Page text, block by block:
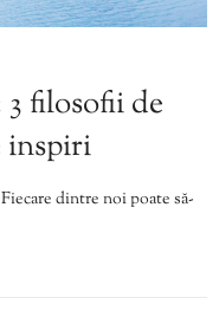
filosofii de
inspiri
dintre noi poate să-